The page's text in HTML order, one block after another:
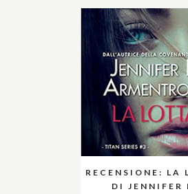
RECENSIONE: LA
DI JENNIFER